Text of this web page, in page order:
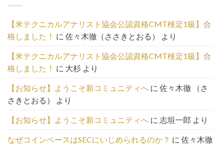
の
覧
は
こ
ち
ら
【米テクニカルアナリスト協会公認資格CMT検定1級】合
格しました！ に 佐々木徹（ささきとおる） より
【米テクニカルアナリスト協会公認資格CMT検定1級】合
格しました！ に 大杉 より
【お知らせ】ようこそ新コミュニティへ に 佐々木徹 （さ
さきとおる）
より
【お知らせ】ようこそ新コミュニティへ に 志垣一郎 より
なぜコインベースはSECにいじめられるのか？ に 佐々木徹